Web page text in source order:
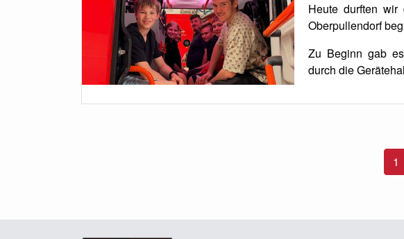
Heute durften wir
Oberpullendorf
Zu Beginn gab
durch die
1